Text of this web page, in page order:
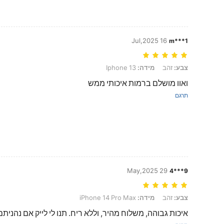
m***1
16 Jul,2025
צבע: זהב, מידה: Iphone 13
צבע: זהב מידה:
ואוו מושלם ברמות איכותי ממש
תרגם
9***4
29 May,2025
צבע: זהב, מידה: iPhone 14 Pro Max
צבע: זהב מידה:
איכות גבוהה, משלוח מהיר, וללא ריח. תנו לי לייק אם